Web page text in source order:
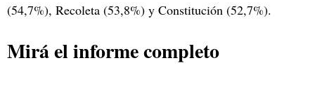
(54,7%), Recoleta (53,8%) y Constitución (52,7%).
Mirá el informe completo